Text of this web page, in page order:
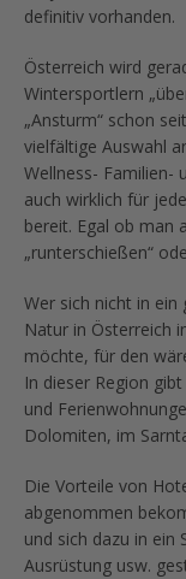
definitiv vorhanden.
Österreich wird
Wintersportlern
„Ansturm“ schon
vielfältige Auswahl
Wellness- Familien-
auch wirklich für
bereit. Egal ob man
„runterschießen“
Wer sich nicht in
Natur in Österreich
möchte, für den
In dieser Region
und
Dolomiten, im
Die Vorteile von
abgenommen
und sich dazu in ein
Ausrüstung usw.